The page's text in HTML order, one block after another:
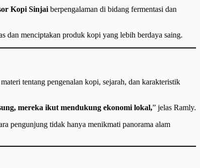
Kopi Sinjai berpengalaman di bidang fermentasi dan
dan menciptakan produk kopi yang lebih berdaya saing.
tentang pengenalan kopi, sejarah, dan karakteristik
mereka ikut mendukung ekonomi lokal,” jelas Ramly.
pengunjung tidak hanya menikmati panorama alam